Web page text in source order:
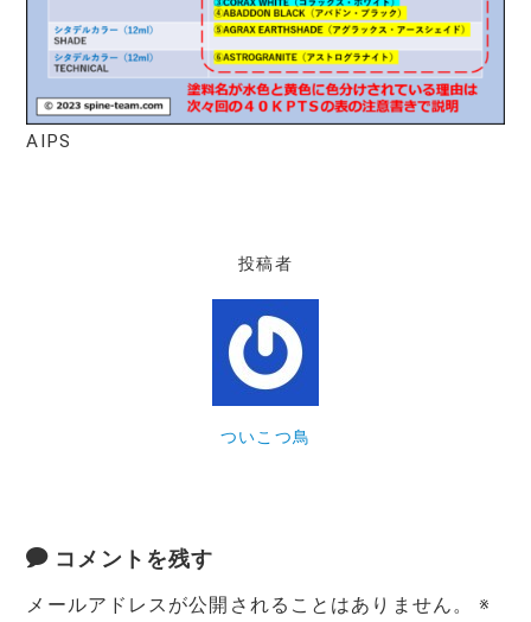
AIPS
投稿者
ついこつ鳥
コメントを残す
メールアドレスが公開されることはありません。
※